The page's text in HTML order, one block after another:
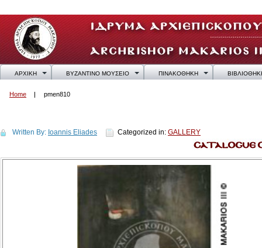
ΑΡΧΙΚΗ ΒΥΖΑΝΤΙΝΟ ΜΟΥΣΕΙΟ ΠΙΝΑΚΟΘΗΚΗ
Home pmen810
Written By: Ioannis Eliades Categorized in: GALLERY